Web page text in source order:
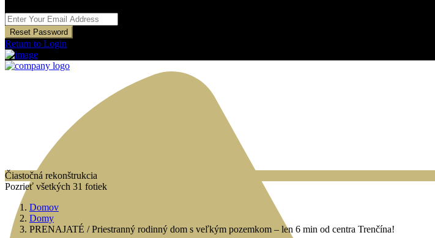
Reset Password
Return to Login
Čiastočná rekonštrukcia
Pozrieť všetkých 31 fotiek
Domov
Domy
PRENAJATÉ / Priestranný rodinný dom s veľkým pozemkom – len 6 min od centra Trenčína!